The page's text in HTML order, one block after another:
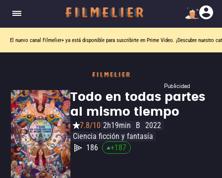
El nuevo canal Filmelier+ ya está disponible para suscribirte en Prime Video. ¡Descubre nuestro
Publicidad
Todo en todas partes
al mismo tiempo
7.8/10 2h19min B 2022
Ciencia ficción y fantasía
186
+187